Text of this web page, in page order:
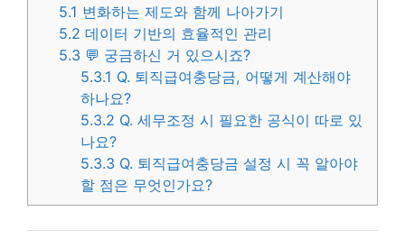
5.1 변화하는 제도와 함께 나아가기
5.2 데이터 기반의 효율적인 관리
5.3 💬 궁금하신 거 있으시죠?
5.3.1 Q. 퇴직급여충당금, 어떻게 계산해야
하나요?
5.3.2 Q. 세무조정 시 필요한 공식이 따로 있
나요?
5.3.3 Q. 퇴직급여충당금 설정 시 꼭 알아야
할 점은 무엇인가요?